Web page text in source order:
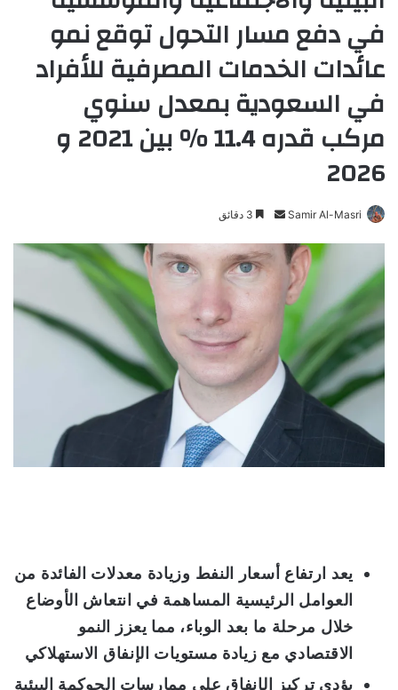
في دفع مسار التحول توقع نمو
عائدات الخدمات المصرفية للأفراد
في السعودية بمعدل سنوي
مركب قدره 11.4 ٪ بين 2021 و
2026
Samir Al-Masri
س
د
إ
ت
ا
يعد ارتفاع أسعار النفط وزيادة معدلات الفائدة من
العوامل الرئيسية المساهمة في انتعاش الأوضاع
خلال مرحلة ما بعد الوباء، مما يعزز
النمو
الاقتصادي مع زيادة مستويات الإنفاق الاستهلاكي
يؤدي تركيز
الإنفاق على ممارسات الحوكمة البيئية